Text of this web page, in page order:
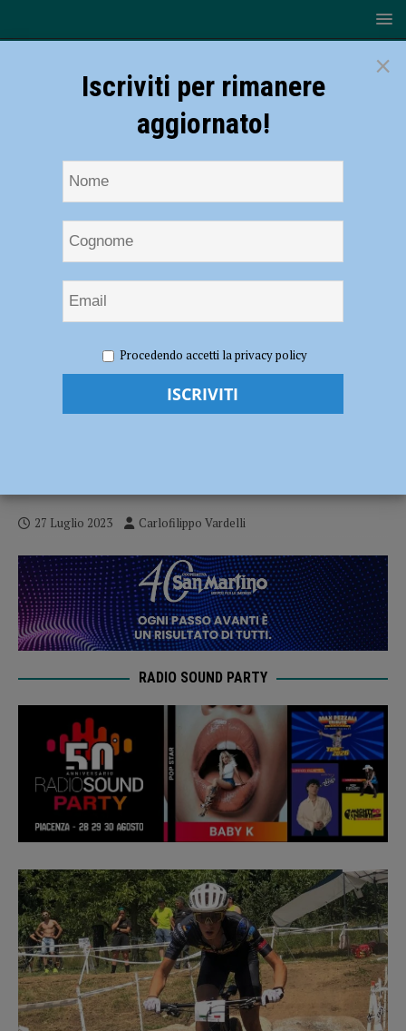
Bike – Il piacentino Elia Rial quarto a Maribor nel Festival Olimpico
della Gioventù
Mountain Bike – Il piacentino Elia Rial
27 Luglio 2023 Carlofilippo Vardelli
RADIO SOUND PARTY
×
Iscriviti per rimanere
aggiornato!
Procedendo accetti la privacy policy